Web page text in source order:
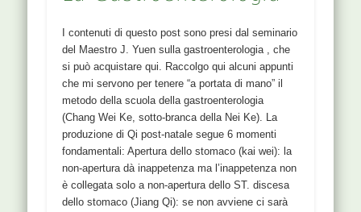
I contenuti di questo post sono presi dal seminario
del Maestro J. Yuen sulla gastroenterologia , che
si può acquistare qui. Raccolgo qui alcuni appunti
che mi servono per tenere “a portata di mano” il
metodo della scuola della gastroenterologia
(Chang Wei Ke, sotto-branca della Nei Ke). La
produzione di Qi post-natale segue 6 momenti
fondamentali: Apertura dello stomaco (kai wei): la
non-apertura dà inappetenza ma l’inappetenza non
è collegata solo a non-apertura dello ST. discesa
dello stomaco (Jiang Qi): se non avviene ci sarà